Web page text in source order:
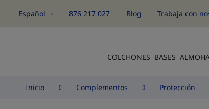
Idioma
Español 876 217 027 Blog Trabaja con
COLCHONES BASES
Inicio Complementos Protección